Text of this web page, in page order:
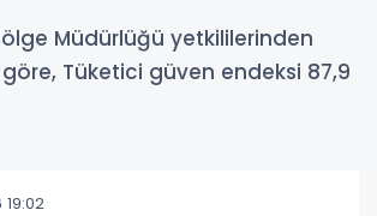
Müdürlüğü yetkililerinden
Tüketici güven endeksi 87,9